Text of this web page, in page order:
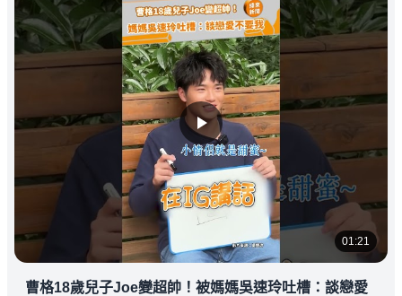
01:21
曹格18歲兒子Joe變超帥！被媽媽吳速玲吐槽：談戀愛